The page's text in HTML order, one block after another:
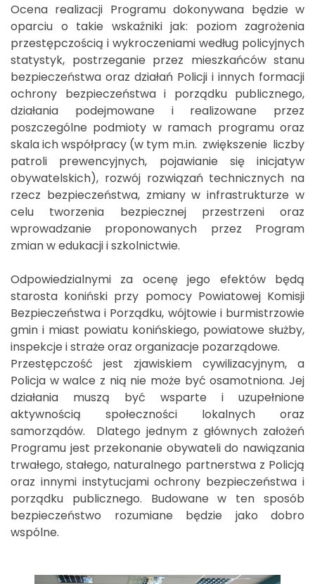
Ocena realizacji Programu dokonywana będzie w
oparciu o takie wskaźniki jak: poziom zagrożenia
przestępczością i wykroczeniami według policyjnych
statystyk, postrzeganie przez mieszkańców stanu
bezpieczeństwa oraz działań Policji i innych formacji
ochrony bezpieczeństwa i porządku publicznego,
działania podejmowane i realizowane przez
poszczególne podmioty w ramach programu oraz
skala ich współpracy (w tym m.in. zwiększenie liczby
patroli prewencyjnych, pojawianie się inicjatyw
obywatelskich), rozwój rozwiązań technicznych na
rzecz bezpieczeństwa, zmiany w infrastrukturze w
celu tworzenia bezpiecznej przestrzeni oraz
wprowadzanie proponowanych przez Program
zmian w edukacji i szkolnictwie.
Odpowiedzialnymi za ocenę jego efektów będą
starosta koniński przy pomocy Powiatowej Komisji
Bezpieczeństwa i Porządku, wójtowie i burmistrzowie
gmin i miast powiatu konińskiego, powiatowe służby,
inspekcje i straże oraz organizacje pozarządowe.
Przestępczość jest zjawiskiem cywilizacyjnym, a
Policja w walce z nią nie może być osamotniona. Jej
działania muszą być wsparte i uzupełnione
aktywnością społeczności lokalnych oraz
samorządów. Dlatego jednym z głównych założeń
Programu jest przekonanie obywateli do nawiązania
trwałego, stałego, naturalnego partnerstwa z Policją
oraz innymi instytucjami ochrony bezpieczeństwa i
porządku publicznego. Budowane w ten sposób
bezpieczeństwo rozumiane będzie jako dobro
wspólne.